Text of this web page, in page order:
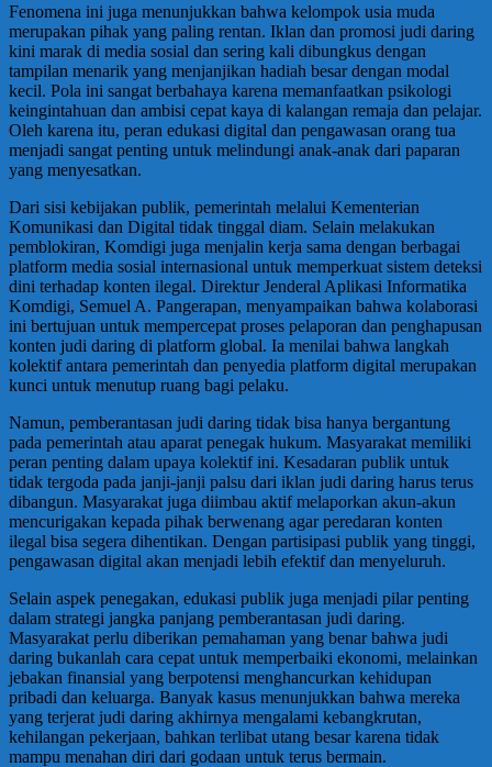
Fenomena ini juga menunjukkan bahwa kelompok usia muda
merupakan pihak yang paling rentan. Iklan dan promosi judi daring
kini marak di media sosial dan sering kali dibungkus dengan
tampilan menarik yang menjanjikan hadiah besar dengan modal
kecil. Pola ini sangat berbahaya karena memanfaatkan psikologi
keingintahuan dan ambisi cepat kaya di kalangan remaja dan pelajar.
Oleh karena itu, peran edukasi digital dan pengawasan orang tua
menjadi sangat penting untuk melindungi anak-anak dari paparan
yang menyesatkan.
Dari sisi kebijakan publik, pemerintah melalui Kementerian
Komunikasi dan Digital tidak tinggal diam. Selain melakukan
pemblokiran, Komdigi juga menjalin kerja sama dengan berbagai
platform media sosial internasional untuk memperkuat sistem deteksi
dini terhadap konten ilegal. Direktur Jenderal Aplikasi Informatika
Komdigi, Semuel A. Pangerapan, menyampaikan bahwa kolaborasi
ini bertujuan untuk mempercepat proses pelaporan dan penghapusan
konten judi daring di platform global. Ia menilai bahwa langkah
kolektif antara pemerintah dan penyedia platform digital merupakan
kunci untuk menutup ruang bagi pelaku.
Namun, pemberantasan judi daring tidak bisa hanya bergantung
pada pemerintah atau aparat penegak hukum. Masyarakat memiliki
peran penting dalam upaya kolektif ini. Kesadaran publik untuk
tidak tergoda pada janji-janji palsu dari iklan judi daring harus terus
dibangun. Masyarakat juga diimbau aktif melaporkan akun-akun
mencurigakan kepada pihak berwenang agar peredaran konten
ilegal bisa segera dihentikan. Dengan partisipasi publik yang tinggi,
pengawasan digital akan menjadi lebih efektif dan menyeluruh.
Selain aspek penegakan, edukasi publik juga menjadi pilar penting
dalam strategi jangka panjang pemberantasan judi daring.
Masyarakat perlu diberikan pemahaman yang benar bahwa judi
daring bukanlah cara cepat untuk memperbaiki ekonomi, melainkan
jebakan finansial yang berpotensi menghancurkan kehidupan
pribadi dan keluarga. Banyak kasus menunjukkan bahwa mereka
yang terjerat judi daring akhirnya mengalami kebangkrutan,
kehilangan pekerjaan, bahkan terlibat utang besar karena tidak
mampu menahan diri dari godaan untuk terus bermain.